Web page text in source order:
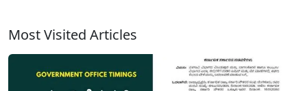
Most Visited Articles